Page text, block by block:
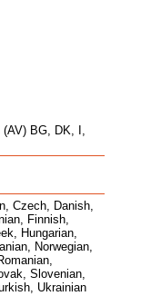
(AV) BG, DK, I,
Czech, Danish,
Finnish,
Hungarian,
Norwegian,
Slovenian,
Ukrainian